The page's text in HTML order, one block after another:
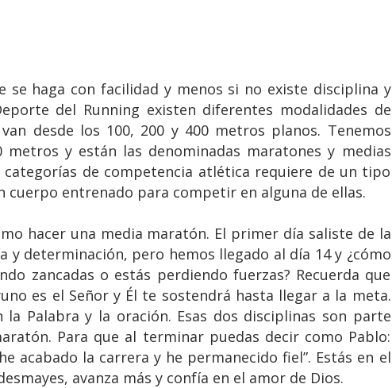
se haga con facilidad y menos si no existe disciplina y
del Running existen diferentes modalidades de
desde los 100, 200 y 400 metros planos. Tenemos
metros y están las denominadas maratones y medias
categorías de competencia atlética requiere de un tipo
cuerpo entrenado para competir en alguna de ellas.
hacer una media maratón. El primer día saliste de la
y determinación, pero hemos llegado al día 14 y ¿cómo
zancadas o estás perdiendo fuerzas? Recuerda que
es el Señor y Él te sostendrá hasta llegar a la meta.
Palabra y la oración. Esas dos disciplinas son parte
Para que al terminar puedas decir como Pablo:
acabado la carrera y he permanecido fiel”. Estás en el
avanza más y confía en el amor de Dios.